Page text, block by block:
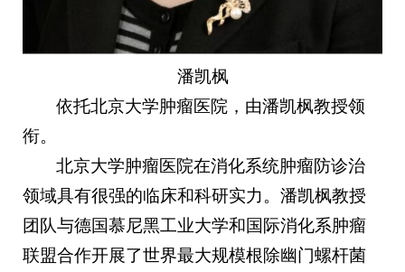
潘凯枫
依托北京大学肿瘤医院，由潘凯枫教授领
衔。
北京大学肿瘤医院在消化系统肿瘤防诊治
领域具有很强的临床和科研实力。潘凯枫教授
团队与德国慕尼黑工业大学和国际消化系肿瘤
联盟合作开展了世界最大规模根除幽门螺杆菌